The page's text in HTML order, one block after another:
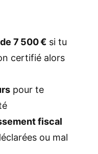
7 500 € si tu
certifié alors
pour te
fiscal
ou mal